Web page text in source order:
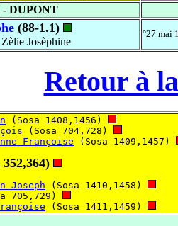
DUPONT
(88-1.1)
Josèphine
°27 mai
Retour à
(Sosa 1408,1456)
(Sosa 704,728)
Françoise (Sosa 1409,1457)
Joseph (Sosa 1410,1458)
705,729)
(Sosa 1411,1459)